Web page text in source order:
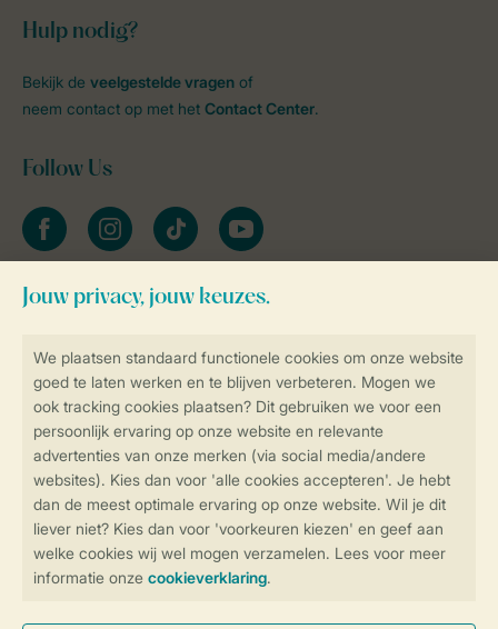
Controle over jouw gegevens &
Veilig en snel online boeken
Veilige gegevensoverdracht
Veilige betaling
Hulp nodig?
Bekijk de veelgestelde vragen of
neem contact op met het Contact Center.
Follow Us
facebookinstagramtiktok youtube
Blijf op de hoogte